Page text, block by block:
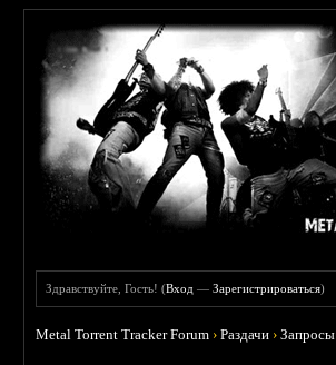
Здравствуйте, Гость! (Вход —Зарегистрироваться)
Metal Torrent Tracker Forum ›Раздачи ›Запросы